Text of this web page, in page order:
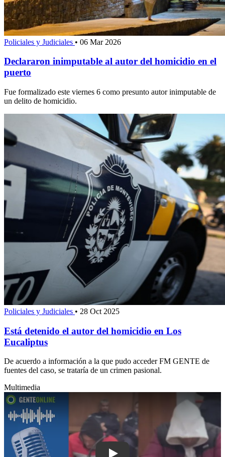
Policiales y Judiciales • 06 Mar 2026
Declararon inimputable al autor del homicidio en el
puerto
Fue formalizado este viernes 6 como presunto autor inimputable de
un delito de homicidio.
Policiales y Judiciales • 28 Oct 2025
Está detenido el autor del homicidio en Los
Eucaliptus
De acuerdo a información a la que pudo acceder FM GENTE de
fuentes del caso, se trataría de un crimen pasional.
Multimedia